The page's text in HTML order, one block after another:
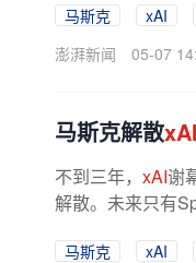
马斯克 xAI
澎湃新闻
05-07
马斯克解散xAI
不到三年， xAI谢
解散。未来只有
马斯克 xAI